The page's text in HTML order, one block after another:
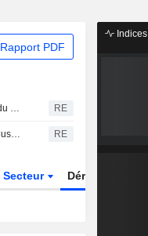
Rapport PDF
State Bank of India, premier prêteur du pays, dépasse les prévisions de bénéfice trimestriel grâce à la croissance des prêts RE
Jefferies anticipe des perspectives plus favorables pour l'Inde avec l'accélération du crédit et des flux de capitaux ; HDFC Bank retirée du portefeuille RE
Secteur Dérivés
Indices